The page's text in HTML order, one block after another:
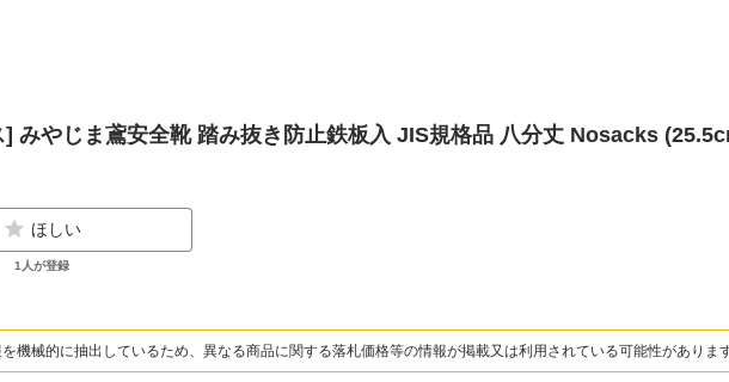
] みやじま鳶安全靴 踏み抜き防止鉄板入 JIS規格品 八分丈 Nosacks
ほしい
1 人が登録
機械的に抽出しているため、異なる商品に関する落札価格等の情報が掲載又は利用されている可能性がありま